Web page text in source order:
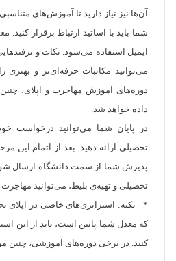
آن‌ها نیز نیاز دارید تا آموزش‌های متناسبی
شما باید با اساتید ارتباط برقرار کنید.
ایمیل استفاده می‌شود. نکات و
می‌توانید مکاتبات حرفه‌ای‌تر و بهتری
دوره‌های آموزش مهاجرت و اپلای،
داده خواهد شد.
در پایان شما می‌توانید درخواست
تحصیلی ارائه دهید. بعد از اتمام این
پذیرش شما از سمت دانشگاه ارسال
تحصیلی و تهیه‌ی بلیط، می‌توانید مهاجرت
* نکته: استراتژی‌های خاصی در اپلای
که معدل شما پایین است، باید از این
کنید. در برخی دوره‌های آموزشی،